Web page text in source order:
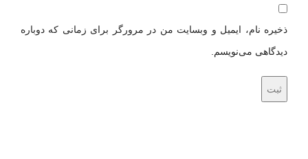
ذخیره نام، ایمیل و وبسایت من در مرورگر برای زمانی که دوباره
دیدگاهی می‌نویسم.